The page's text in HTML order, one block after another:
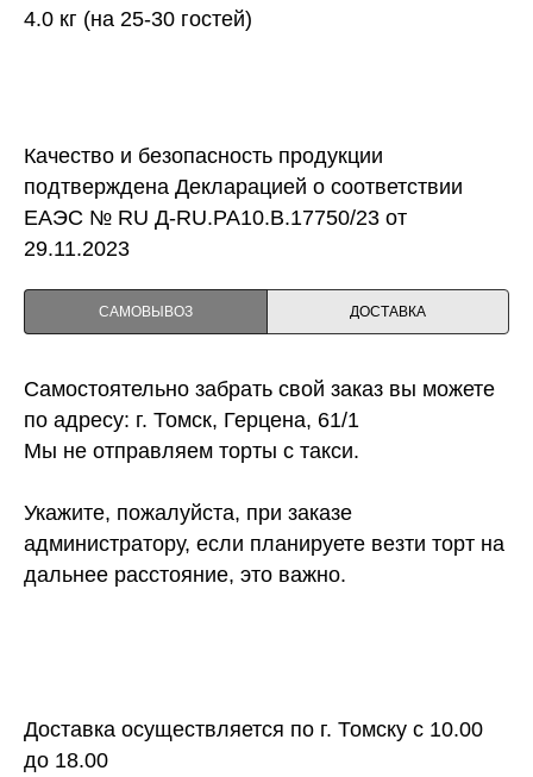
4.0 кг (на 25-30 гостей)
Качество и безопасность продукции
подтверждена Декларацией о соответствии
ЕАЭС № RU Д-RU.PA10.B.17750/23 от
29.11.2023
САМОВЫВОЗ ДОСТАВКА
Самостоятельно забрать свой заказ вы можете
по адресу: г. Томск, Герцена, 61/1
Мы не отправляем торты с такси.
Укажите, пожалуйста, при заказе
администратору, если планируете везти торт на
дальнее расстояние, это важно.
Доставка осуществляется по г. Томску с 10.00
до 18.00